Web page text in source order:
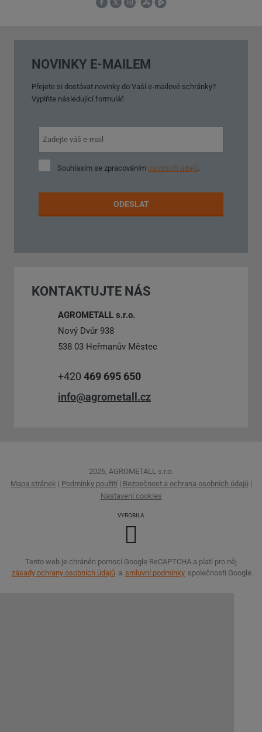
NOVINKY E-MAILEM
Přejete si dostávat novinky do Vaší e-mailové schránky?
Vyplňte následující formulář.
SouhlasímSouhlasím se zpracováním osobních údajů
ODESLAT
se
odeslat.
KONTAKTUJTE NÁS
AGROMETALL s.r.o.
Nový Dvůr 938
538 03 Heřmanův Městec
+420 469 695 650
info@agrometall.cz
2026, AGROMETALL s.r.o.
Mapa stránek | Podmínky použití | Bezpečnost a ochrana osobních údajů |
Nastavení cookies
VYROBILA
Tento web je chráněn pomocí Google ReCAPTCHA a platí pro něj
zásady ochrany osobních údajů a smluvní podmínky společnosti Google.